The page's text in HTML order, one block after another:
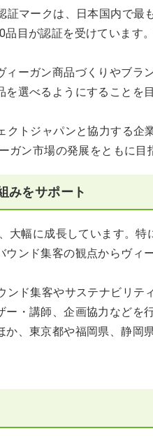
マークは、日本国内で最
目が認証を受けています
ーガン商品づくりやブラ
選べるようにすることを
クトジャパンと協力する企
ン市場の発展をともに目
みをサポート
大幅に成長しています。特
ンド集客の観点からヴィ
ド集客やサステナビリテ
・講師、企画協力などを
、東京都や福岡県、静岡